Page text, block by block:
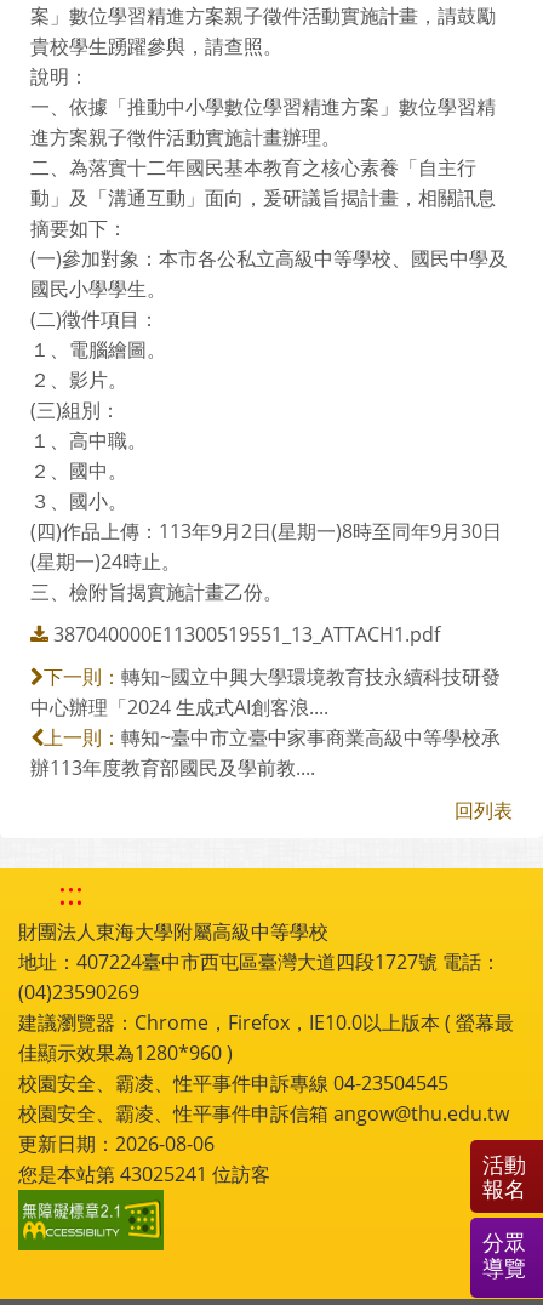
案」數位學習精進方案親子徵件活動實施計畫，請鼓勵
貴校學生踴躍參與，請查照。
說明：
一、依據「推動中小學數位學習精進方案」數位學習精
進方案親子徵件活動實施計畫辦理。
二、為落實十二年國民基本教育之核心素養「自主行
動」及「溝通互動」面向，爰研議旨揭計畫，相關訊息
摘要如下：
(一)參加對象：本市各公私立高級中等學校、國民中學及
國民小學學生。
(二)徵件項目：
１、電腦繪圖。
２、影片。
(三)組別：
１、高中職。
２、國中。
３、國小。
(四)作品上傳：113年9月2日(星期一)8時至同年9月30日
(星期一)24時止。
三、檢附旨揭實施計畫乙份。
387040000E11300519551_13_ATTACH1.pdf
下一則： 轉知~國立中興大學環境教育技永續科技研發
中心辦理「2024 生成式AI創客浪....
上一則： 轉知~臺中市立臺中家事商業高級中等學校承
辦113年度教育部國民及學前教....
回列表
:::
財團法人東海大學附屬高級中等學校
地址：407224臺中市西屯區臺灣大道四段1727號 電話：
(04)23590269
建議瀏覽器：Chrome，Firefox，IE10.0以上版本 ( 螢幕最
佳顯示效果為1280*960 )
校園安全、霸凌、性平事件申訴專線 04-23504545
校園安全、霸凌、性平事件申訴信箱 angow@thu.edu.tw
更新日期：2026-08-06
您是本站第43025241 位訪客
活動
報名
分眾
導覽